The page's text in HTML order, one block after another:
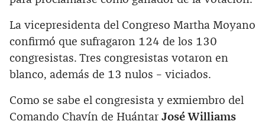
La vicepresidenta del Congreso Martha Moyano
confirmó que sufragaron 124 de los 130
congresistas. Tres congresistas votaron en
blanco, además de 13 nulos – viciados.
Como se sabe el congresista y exmiembro del
Comando Chavín de Huántar José Williams